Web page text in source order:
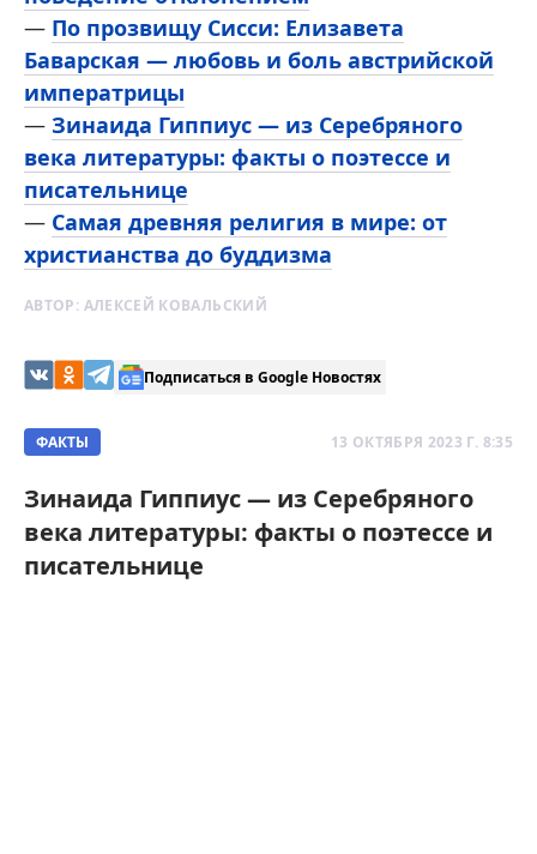
— По прозвищу Сисси: Елизавета
Баварская — любовь и боль австрийской
императрицы
— Зинаида Гиппиус — из Серебряного
века литературы: факты о поэтессе и
писательнице
— Самая древняя религия в мире: от
христианства до буддизма
АВТОР: АЛЕКСЕЙ КОВАЛЬСКИЙ
Подписаться в Google Новостях
ФАКТЫ 13 ОКТЯБРЯ 2023 Г. 8:35
Зинаида Гиппиус — из Серебряного
века литературы: факты о поэтессе и
писательнице